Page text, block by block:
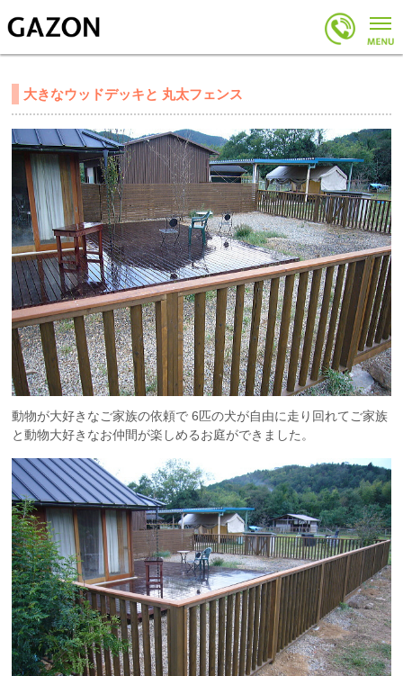
大きなウッドデッキと 丸太フェンス
動物が大好きなご家族の依頼で 6匹の犬が自由に走り回れてご家族
と動物大好きなお仲間が楽しめるお庭ができました。